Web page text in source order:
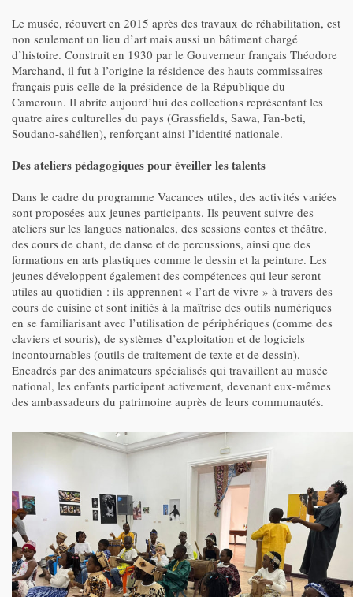
Le musée, réouvert en 2015 après des travaux de réhabilitation, est
non seulement un lieu d’art mais aussi un bâtiment chargé
d’histoire. Construit en 1930 par le Gouverneur français Théodore
Marchand, il fut à l’origine la résidence des hauts commissaires
français puis celle de la présidence de la République du
Cameroun. Il abrite aujourd’hui des collections représentant les
quatre aires culturelles du pays (Grassfields, Sawa, Fan-beti,
Soudano-sahélien), renforçant ainsi l’identité nationale.
Des ateliers pédagogiques pour éveiller les talents
Dans le cadre du programme Vacances utiles, des activités variées
sont proposées aux jeunes participants. Ils peuvent suivre des
ateliers sur les langues nationales, des sessions contes et théâtre,
des cours de chant, de danse et de percussions, ainsi que des
formations en arts plastiques comme le dessin et la peinture. Les
jeunes développent également des compétences qui leur seront
utiles au quotidien : ils apprennent « l’art de vivre » à travers des
cours de cuisine et sont initiés à la maîtrise des outils numériques
en se familiarisant avec l’utilisation de périphériques (comme des
claviers et souris), de systèmes d’exploitation et de logiciels
incontournables (outils de traitement de texte et de dessin).
Encadrés par des animateurs spécialisés qui travaillent au musée
national, les enfants participent activement, devenant eux-mêmes
des ambassadeurs du patrimoine auprès de leurs communautés.